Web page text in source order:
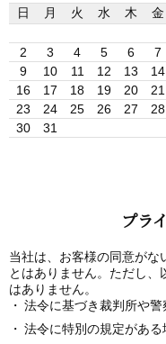
日
月 火 水 木 金
2
3 4 5 6 7
9
10 11 12 13 14
16
17 18 19 20 21
23
24 25 26 27 28
30
31
プラ
当社は、お客様の同意がな
とはありません。ただし
はありません。
法令に基づき裁判所や警
法令に特別の規定がある